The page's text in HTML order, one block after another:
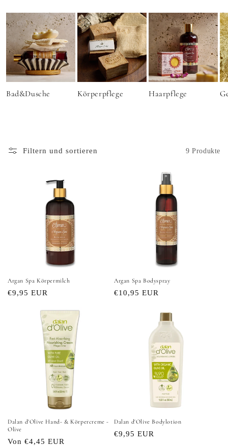
t
e
g
o
r
i
:
Bad&Dusche Körperpflege Haarpflege
Filtern und sortieren 9 Produkte
Argan Spa Körpermilch
Normaler
€9,95 EUR
Argan Spa Bodyspray
Normaler
€10,95 EUR
Dalan d'Olive Hand- & Körpercreme -
Olive
Normaler
Von €4,45 EUR
Dalan d'Olive Bodylotion
Normaler
€9,95 EUR